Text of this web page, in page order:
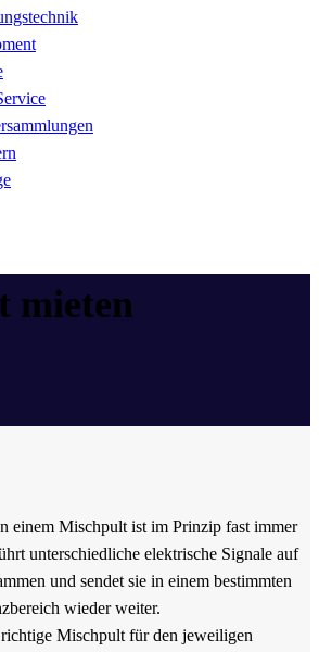
mieten
einem Mischpult ist im Prinzip fast immer
unterschiedliche elektrische Signale auf
und sendet sie in einem bestimmten
wieder weiter.
Mischpult für den jeweiligen